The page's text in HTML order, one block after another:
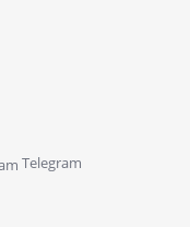
Telegram